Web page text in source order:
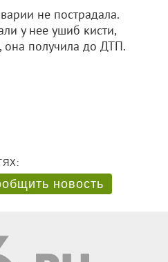
не пострадала.
у нее ушиб кисти,
она получила до ДТП.
новость